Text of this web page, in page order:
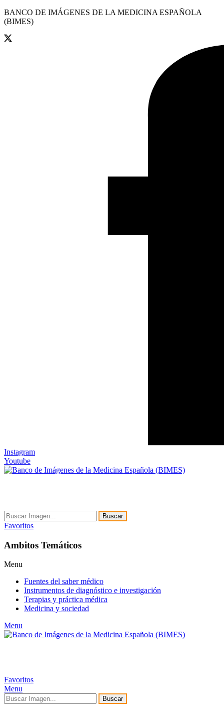
BANCO DE IMÁGENES DE LA MEDICINA ESPAÑOLA
(BIMES)
Instagram
Youtube
Buscar
Favoritos
Ambitos Temáticos
Menu
Fuentes del saber médico
Instrumentos de diagnóstico e investigación
Terapias y práctica médica
Medicina y sociedad
Menu
Favoritos
Menu
Buscar